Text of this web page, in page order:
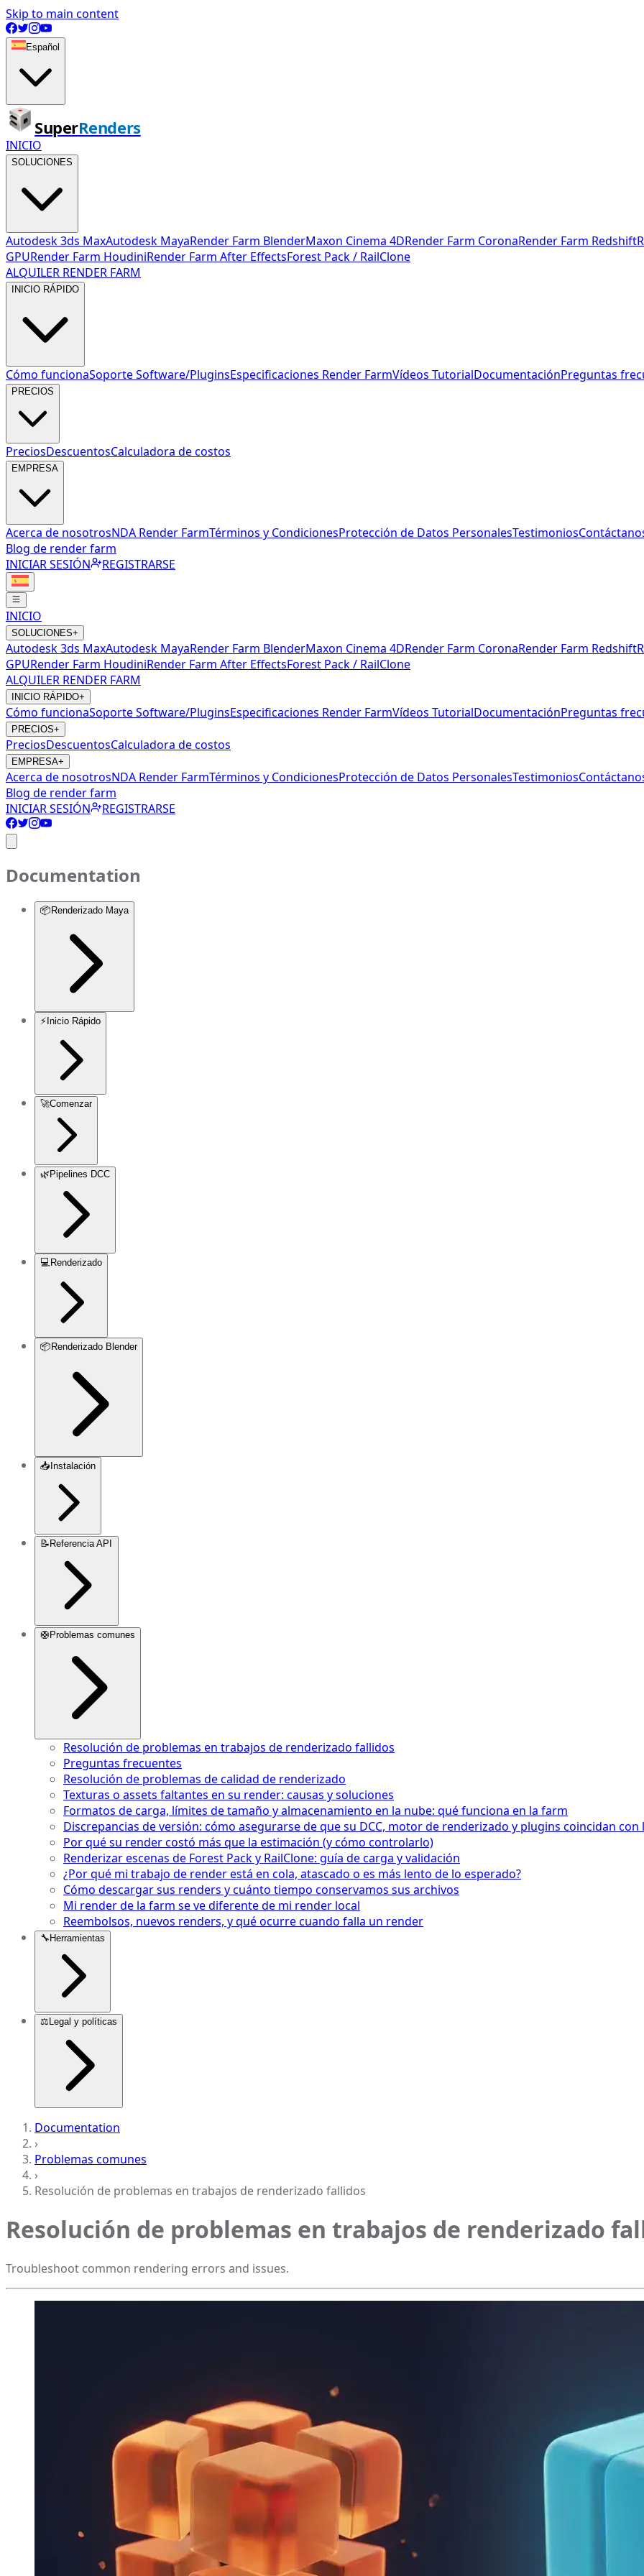
Skip to main content
Español
SuperRenders
INICIO
SOLUCIONES
Autodesk 3ds MaxAutodesk MayaRender Farm BlenderMaxon Cinema 4DRender Farm CoronaRender Farm Redshift
GPURender Farm HoudiniRender Farm After EffectsForest Pack / RailClone
ALQUILER RENDER FARM
INICIO RÁPIDO
Cómo funcionaSoporte Software/PluginsEspecificaciones Render FarmVídeos TutorialDocumentaciónPreguntas
PRECIOS
PreciosDescuentosCalculadora de costos
EMPRESA
Acerca de nosotrosNDA Render FarmTérminos y CondicionesProtección de Datos PersonalesTestimonios
Blog de render farm
INICIAR SESIÓN
REGISTRARSE
INICIO
SOLUCIONES+
Autodesk 3ds MaxAutodesk MayaRender Farm BlenderMaxon Cinema 4DRender Farm CoronaRender Farm Redshift
GPURender Farm HoudiniRender Farm After EffectsForest Pack / RailClone
ALQUILER RENDER FARM
INICIO RÁPIDO+
Cómo funcionaSoporte Software/PluginsEspecificaciones Render FarmVídeos TutorialDocumentaciónPreguntas
PRECIOS+
PreciosDescuentosCalculadora de costos
EMPRESA+
Acerca de nosotrosNDA Render FarmTérminos y CondicionesProtección de Datos PersonalesTestimonios
Blog de render farm
INICIAR SESIÓN
REGISTRARSE
Documentation
📦 Renderizado Maya
⚡ Inicio Rápido
🚀Comenzar
🌿Pipelines DCC
💻 Renderizado
📦 Renderizado Blender
📥 Instalación
📝 Referencia API
🛟 Problemas comunes
Resolución de problemas en trabajos de renderizado fallidos
Preguntas frecuentes
Resolución de problemas de calidad de renderizado
Texturas o assets faltantes en su render: causas y soluciones
Formatos de carga, límites de tamaño y almacenamiento en la nube: qué funciona en la farm
Discrepancias de versión: cómo asegurarse de que su DCC, motor de renderizado y plugins coincidan con
Por qué su render costó más que la estimación (y cómo controlarlo)
Renderizar escenas de Forest Pack y RailClone: guía de carga y validación
¿Por qué mi trabajo de render está en cola, atascado o es más lento de lo esperado?
Cómo descargar sus renders y cuánto tiempo conservamos sus archivos
Mi render de la farm se ve diferente de mi render local
Reembolsos, nuevos renders, y qué ocurre cuando falla un render
🔧 Herramientas
⚖️ Legal y políticas
Documentation
›
Problemas comunes
›
Resolución de problemas en trabajos de renderizado fallidos
Resolución de problemas en trabajos de renderizado
Troubleshoot common rendering errors and issues.